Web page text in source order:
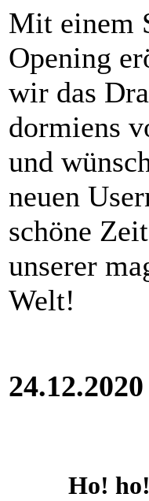
Mit einem
Opening
wir das
dormiens
und
neuen
schöne
unserer
Welt!
24.12.2020
Ho!